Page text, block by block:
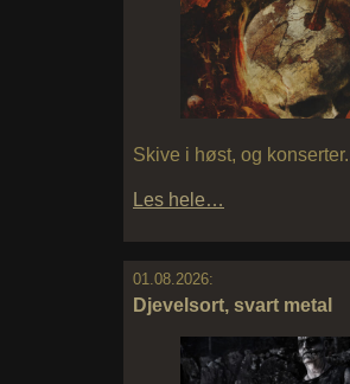
Skive i høst, og konserter.
Les hele…
01.08.2026:
Djevelsort, svart metal